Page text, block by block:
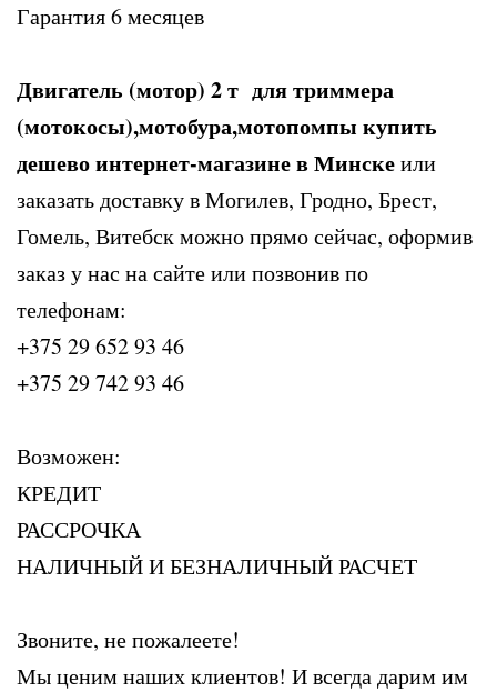
Гарантия 6 месяцев
Двигатель (мотор) 2 т для триммера
(мотокосы),мотобура,мотопомпы купить
дешево интернет-магазине в Минскеили
заказать доставку в Могилев, Гродно, Брест,
Гомель, Витебск можно прямо сейчас, оформив
заказ у нас на сайте или позвонив по
телефонам:
+375 29 652 93 46
+375 29 742 93 46
Возможен:
КРЕДИТ
РАССРОЧКА
НАЛИЧНЫЙ И БЕЗНАЛИЧНЫЙ РАСЧЕТ
Звоните, не пожалеете!
Мы ценим наших клиентов! И всегда дарим им